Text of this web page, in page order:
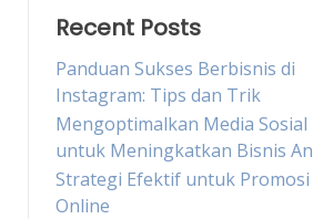
Recent Posts
Panduan Sukses Berbisnis di
Instagram: Tips dan Trik
Mengoptimalkan Media Sosial
untuk Meningkatkan Bisnis
Strategi Efektif untuk Promosi
Online